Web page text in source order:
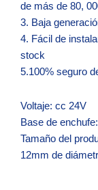
de más de 80,
3. Baja
4. Fácil de
stock
5.100% seguro
Voltaje: cc 24V
Base de
Tamaño del
12mm de